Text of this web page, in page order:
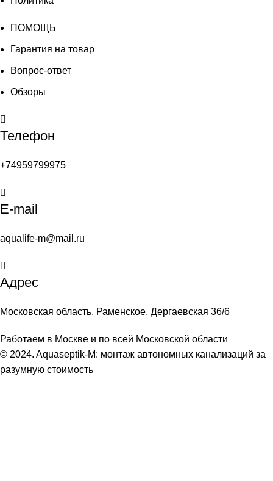
ПОМОЩЬ
Гарантия на товар
Вопрос-ответ
Обзоры
Телефон
+74959799975
E-mail
aqualife-m@mail.ru
Адрес
Московская область, Раменское, Дергаевская 36/6
Работаем в Москве и по всей Московской области
© 2024. Aquaseptik-M: монтаж автономных канализаций за
разумную стоимость